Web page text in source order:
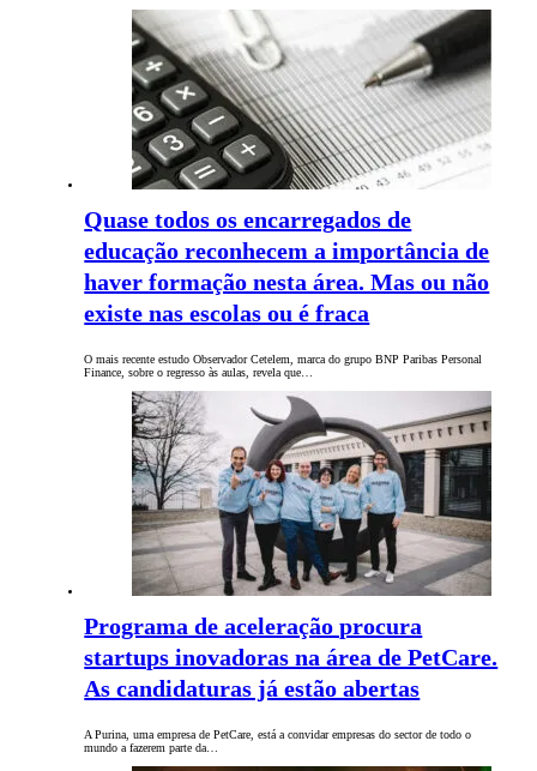
Quase todos os encarregados de
educação reconhecem a importância de
haver formação nesta área. Mas ou não
existe nas escolas ou é fraca
O mais recente estudo Observador Cetelem, marca do grupo BNP Paribas Personal
Finance, sobre o regresso às aulas, revela que…
Programa de aceleração procura
startups inovadoras na área de PetCare.
As candidaturas já estão abertas
A Purina, uma empresa de PetCare, está a convidar empresas do sector de todo o
mundo a fazerem parte da…